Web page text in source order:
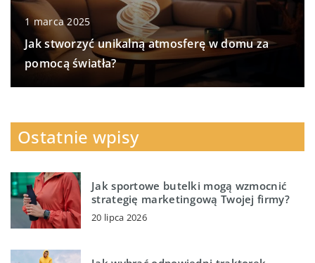
1 marca 2025
Jak stworzyć unikalną atmosferę w domu za
pomocą światła?
Ostatnie wpisy
Jak sportowe butelki mogą wzmocnić
strategię marketingową Twojej firmy?
20 lipca 2026